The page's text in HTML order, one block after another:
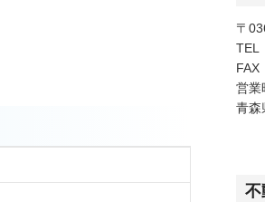
〒
TEL
FAX
営
青森
不